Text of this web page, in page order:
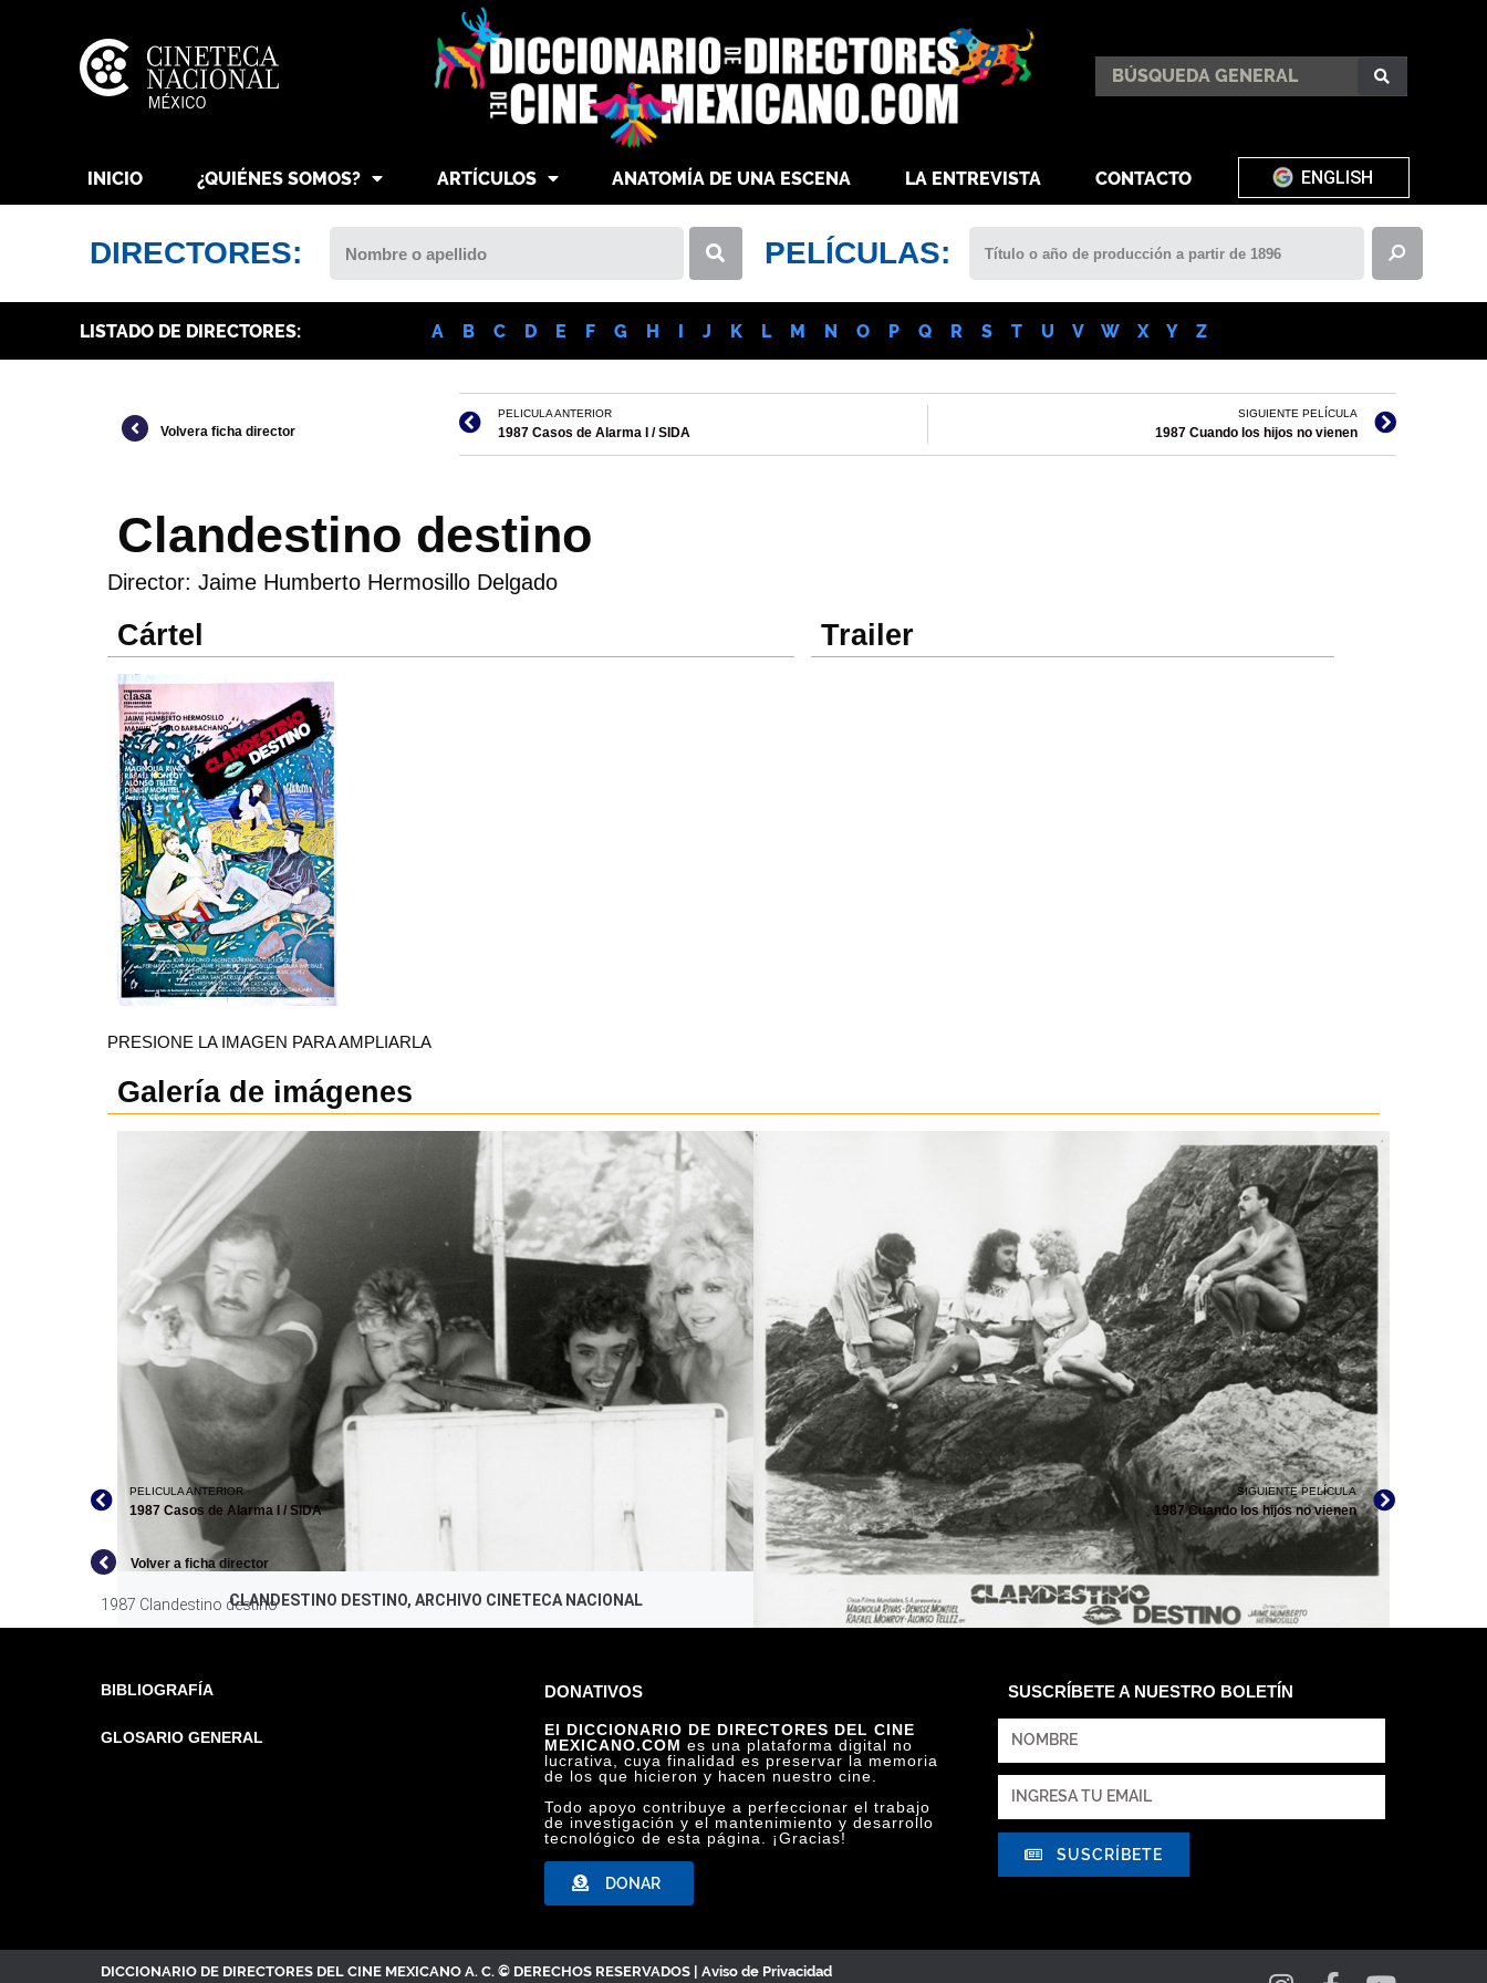
INICIO ¿QUIÉNES SOMOS? ARTÍCULOS ANATOMÍA DE UNA ESCENA LA ENTREVISTA CONTACTO ENGLISH
DIRECTORES: PELÍCULAS:
LISTADO DE DIRECTORES: A B C D E F G H I J K L M N O P Q R S T U V W X Y Z
Volvera ficha director
PELICULA ANTERIOR
1987 Casos de Alarma I / SIDA
SIGUIENTE PELÍCULA
1987 Cuando los hijos no vienen
Clandestino destino
Director: Jaime Humberto Hermosillo Delgado
Cártel Trailer
PRESIONE LA IMAGEN PARA AMPLIARLA
Galería de imágenes
CLANDESTINO DESTINO, ARCHIVO CINETECA NACIONAL
PELICULA ANTERIOR
1987 Casos de Alarma I / SIDA
SIGUIENTE PELÍCULA
1987 Cuando los hijos no vienen
Volver a ficha director
1987 Clandestino destino
BIBLIOGRAFÍA
GLOSARIO GENERAL
DONATIVOS
El DICCIONARIO DE DIRECTORES DEL CINE
MEXICANO.COM es una plataforma digital no
lucrativa, cuya finalidad es preservar la memoria
de los que hicieron y hacen nuestro cine.
Todo apoyo contribuye a perfeccionar el trabajo
de investigación y el mantenimiento y desarrollo
tecnológico de esta página. ¡Gracias!
DONAR
SUSCRÍBETE A NUESTRO BOLETÍN
SUSCRÍBETE
DICCIONARIO DE DIRECTORES DEL CINE MEXICANO A. C. © DERECHOS RESERVADOS | Aviso de Privacidad